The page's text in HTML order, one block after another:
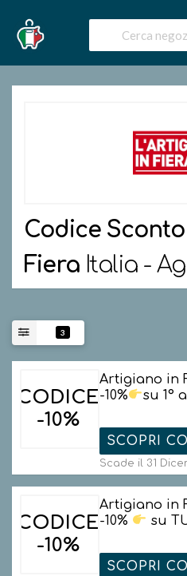
Codice Sconto
Fiera Italia -
3
CODICE
-10%
Artigiano in
-10%
su 1°
SCOPRI
Scade il 31
CODICE
-10%
Artigiano in
-10%
su
SCOPRI